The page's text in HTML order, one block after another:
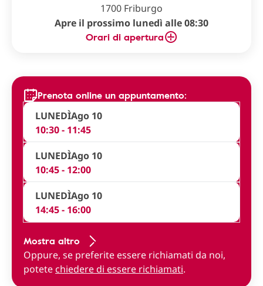
1700 Friburgo
Apre il prossimo lunedì alle 08:30
Orari di apertura
Prenota online un appuntamento:
LUNEDÌAgo 10
10:30 - 11:45
LUNEDÌAgo 10
10:45 - 12:00
LUNEDÌAgo 10
14:45 - 16:00
Mostra altro
Oppure, se preferite essere richiamati da noi,
potetechiedere di essere richiamati.